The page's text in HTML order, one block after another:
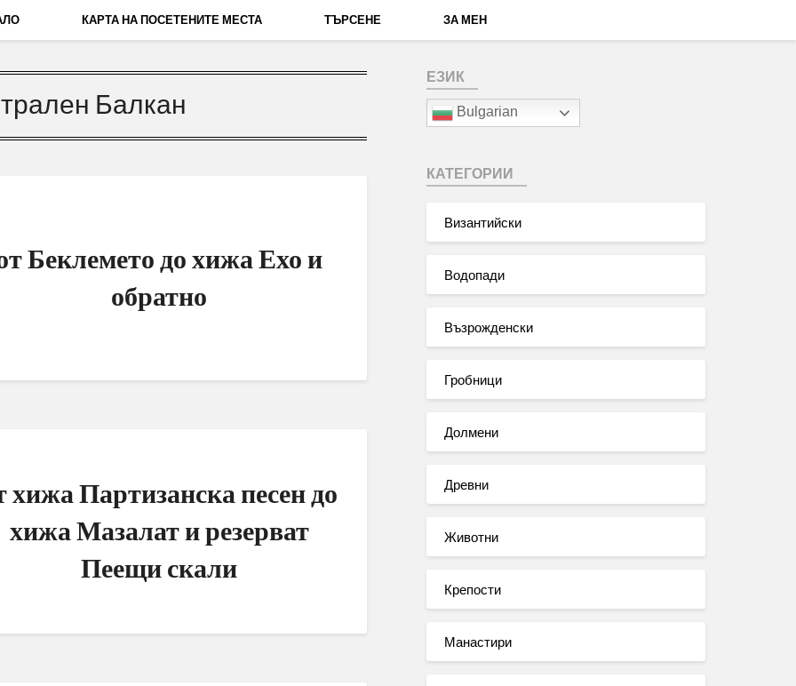
КАРТА НА ПОСЕТЕНИТЕ МЕСТА ТЪРСЕНЕ ЗА МЕН
Балкан
Беклемето до хижа Ехо и
обратно
хижа Партизанска песен до
хижа Мазалат и резерват
Пеещи скали
ЕЗИК
Bulgarian
КАТЕГОРИИ
Византийски
Водопади
Възрожденски
Гробници
Долмени
Древни
Животни
Крепости
Манастири